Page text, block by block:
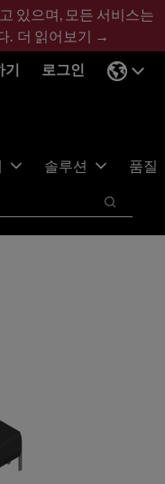
있으며, 모든 서비스는
. 더 읽어보기 →
기 로그인
솔루션
품질
검색